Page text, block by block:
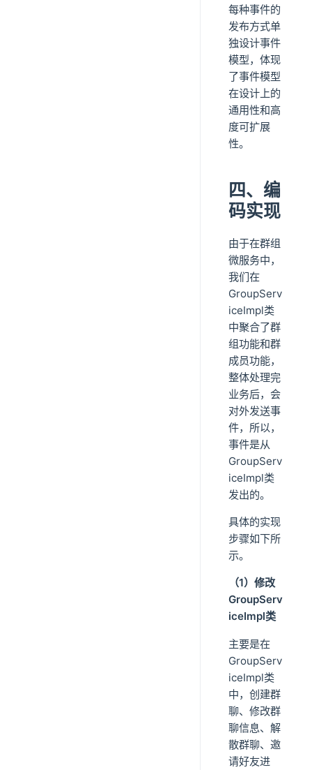
每种事件的
发布方式单
独设计事件
模型，体现
了事件模型
在设计上的
通用性和高
度可扩展
性。
四、编
码实现
由于在群组
微服务中，
我们在
GroupServ
iceImpl类
中聚合了群
组功能和群
成员功能，
整体处理完
业务后，会
对外发送事
件，所以，
事件是从
GroupServ
iceImpl类
发出的。
具体的实现
步骤如下所
示。
（1）修改
GroupServ
iceImpl类
主要是在
GroupServ
iceImpl类
中，创建群
聊、修改群
聊信息、解
散群聊、邀
请好友进